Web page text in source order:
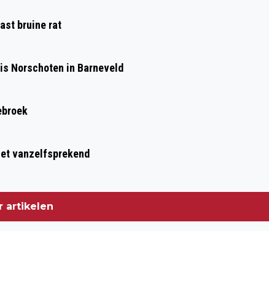
bruine rat
Norschoten in Barneveld
vanzelfsprekend
artikelen